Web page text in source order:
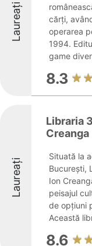
Laureați
cărți,
operarea
1994.
game
8.3
Laureați
Libraria
Creanga
Situată la
București,
Ion
peisajul
de opțiuni
Această
8.6